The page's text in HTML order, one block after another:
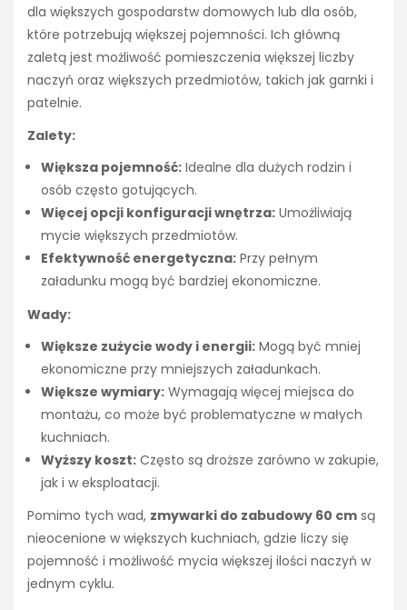
dla większych gospodarstw domowych lub dla osób,
które potrzebują większej pojemności. Ich główną
zaletą jest możliwość pomieszczenia większej liczby
naczyń oraz większych przedmiotów, takich jak garnki i
patelnie.
Zalety:
Większa pojemność: Idealne dla dużych rodzin i
osób często gotujących.
Więcej opcji konfiguracji wnętrza: Umożliwiają
mycie większych przedmiotów.
Efektywność energetyczna: Przy pełnym
załadunku mogą być bardziej ekonomiczne.
Wady:
Większe zużycie wody i energii: Mogą być mniej
ekonomiczne przy mniejszych załadunkach.
Większe wymiary: Wymagają więcej miejsca do
montażu, co może być problematyczne w małych
kuchniach.
Wyższy koszt: Często są droższe zarówno w zakupie,
jak i w eksploatacji.
Pomimo tych wad, zmywarki do zabudowy 60 cm są
nieocenione w większych kuchniach, gdzie liczy się
pojemność i możliwość mycia większej ilości naczyń w
jednym cyklu.